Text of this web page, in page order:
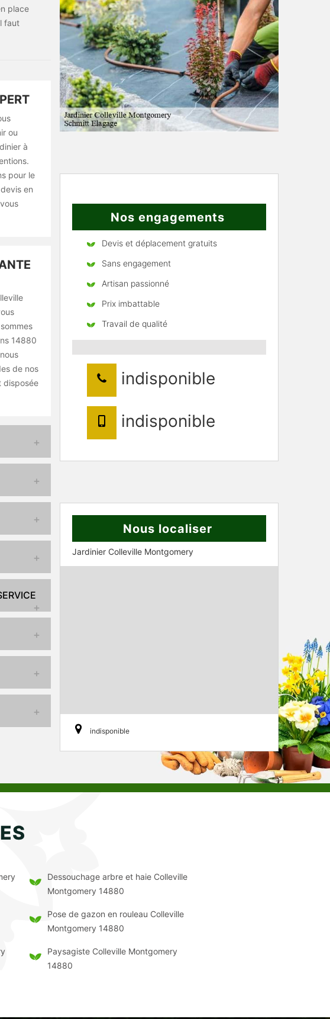
place
faut
ou
à
pour le
en
14880
de nos
disposée
Nos engagements
Devis et déplacement gratuits
Sans engagement
Artisan passionné
Prix imbattable
Travail de qualité
indisponible
indisponible
Nous localiser
Jardinier Colleville Montgomery
indisponible
Dessouchage arbre et haie Colleville
Montgomery 14880
Pose de gazon en rouleau Colleville
Montgomery 14880
Paysagiste Colleville Montgomery
14880